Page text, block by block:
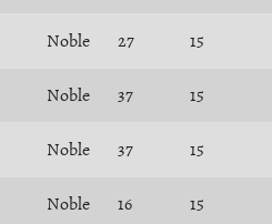
Noble 27 15
Noble 37 15
Noble 37 15
Noble 16 15